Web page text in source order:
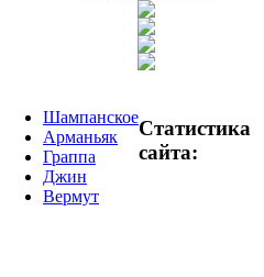
Шампанское
Арманьяк
Граппа
Джин
Вермут
Статистика
сайта: